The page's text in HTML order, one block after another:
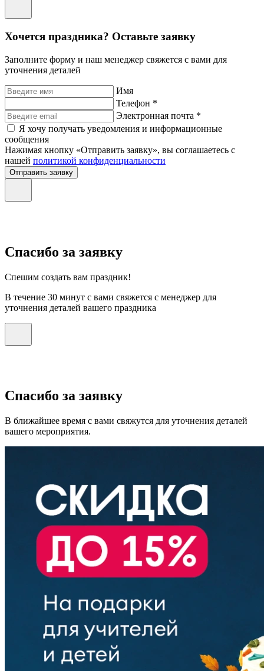
Хочется праздника? Оставьте заявку
Заполните форму и наш менеджер свяжется с вами для
уточнения деталей
Имя
Телефон *
Электронная почта *
Я хочу получать уведомления и информационные
сообщения
Нажимая кнопку «Отправить заявку», вы соглашаетесь с
нашей политикой конфиденциальности
Отправить заявку
Спасибо за заявку
Спешим создать вам праздник!
В течение 30 минут с вами свяжется с менеджер для
уточнения деталей вашего праздника
Спасибо за заявку
В ближайшее время с вами свяжутся для уточнения деталей
вашего мероприятия.